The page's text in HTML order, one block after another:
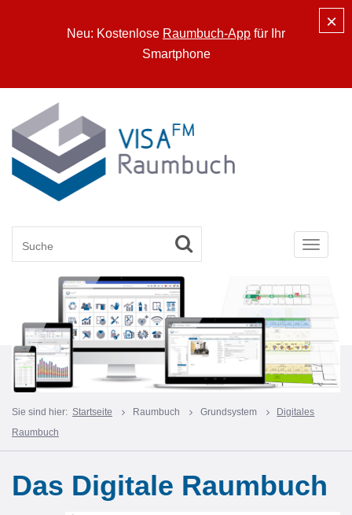
Neu: Kostenlose Raumbuch-App für Ihr
Smartphone
×
Toggle
Sie sind hier: Startseite Raumbuch Grundsystem
Digitales
Raumbuch
Das Digitale Raumbuch